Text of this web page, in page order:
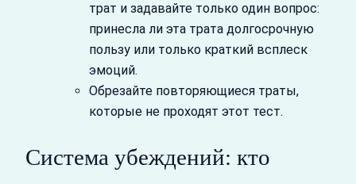
трат и задавайте только один вопрос:
принесла ли эта трата долгосрочную
пользу или только краткий всплеск
эмоций.
Обрезайте повторяющиеся траты,
которые не проходят этот тест.
Система убеждений: кто